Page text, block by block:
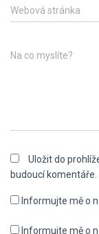
Webová stránka
Na co myslíte?
Uložit do
budoucí komentáře.
Informujte mě o
Informujte mě o